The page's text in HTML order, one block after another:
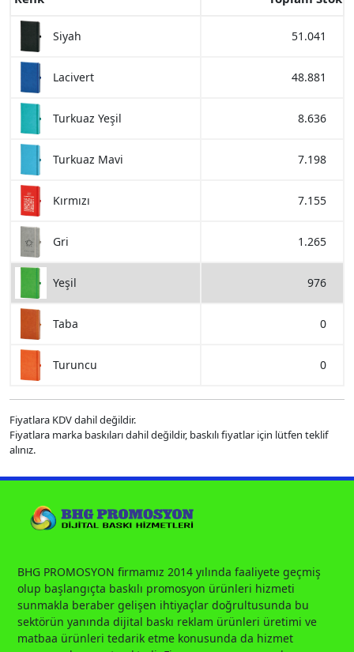
Siyah 51.041
Lacivert 48.881
Turkuaz Yeşil 8.636
Turkuaz Mavi 7.198
Kırmızı 7.155
Gri 1.265
Yeşil 976
Taba 0
Turuncu 0
Fiyatlara KDV dahil değildir.
Fiyatlara marka baskıları dahil değildir, baskılı fiyatlar için lütfen teklif
alınız.
BHG PROMOSYON firmamız 2014 yılında faaliyete geçmiş
olup başlangıçta baskılı promosyon ürünleri hizmeti
sunmakla beraber gelişen ihtiyaçlar doğrultusunda bu
sektörün yanında dijital baskı reklam ürünleri üretimi ve
matbaa ürünleri tedarik etme konusunda da hizmet